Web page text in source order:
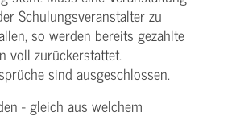
Schulungs­veranstalter zu
so werden bereits gezahlte
voll zurückerstattet.
sind ausgeschlossen.
- gleich aus welchem